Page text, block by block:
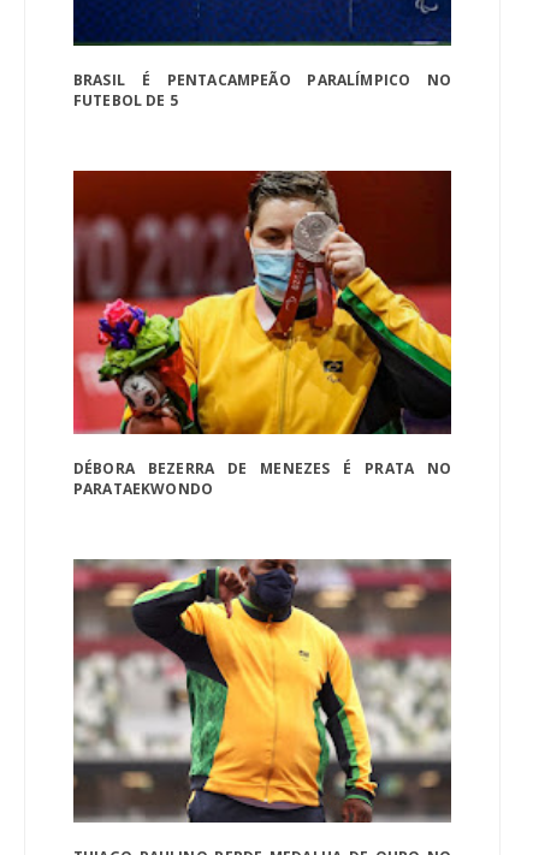
BRASIL É PENTACAMPEÃO PARALÍMPICO NO
FUTEBOL DE 5
DÉBORA BEZERRA DE MENEZES É PRATA NO
PARATAEKWONDO